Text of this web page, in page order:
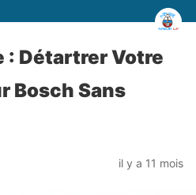
: Détartrer Votre
Bosch Sans
il y a 11 mois